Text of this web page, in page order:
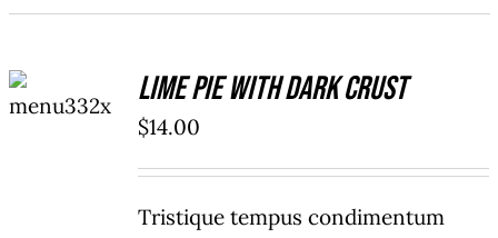
CART
/
Lime Pie With Dark Crust
$14.00
Tristique tempus condimentum